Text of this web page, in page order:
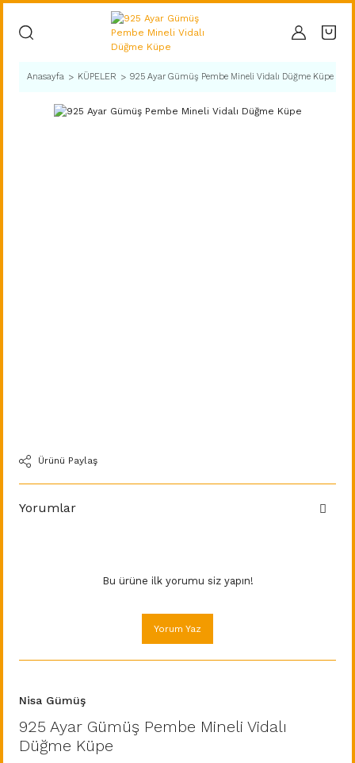
Anasayfa KÜPELER 925 Ayar Gümüş Pembe Mineli Vidalı Düğme Küpe
Ürünü Paylaş
Yorumlar
Bu ürüne ilk yorumu siz yapın!
Yorum Yaz
Nisa Gümüş
925 Ayar Gümüş Pembe Mineli Vidalı
Düğme Küpe